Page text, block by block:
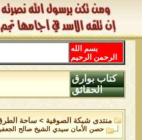
بسم الله
الرحمن الرحيم
كتاب بوارق
الحقائق
منتدى شبكة الصوفية > ساحة
حصن الأمان سيدي الشيخ صالح